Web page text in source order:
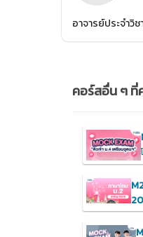
อาจารย์ประจำ
คอร์สอื่น ๆ